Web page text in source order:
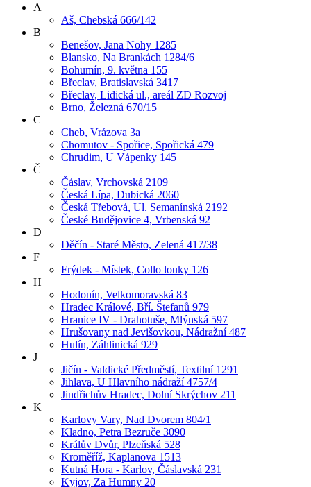
A
Aš, Chebská 666/142
B
Benešov, Jana Nohy 1285
Blansko, Na Brankách 1284/6
Bohumín, 9. května 155
Břeclav, Bratislavská 3417
Břeclav, Lidická ul., areál ZD Rozvoj
Brno, Železná 670/15
C
Cheb, Vrázova 3a
Chomutov - Spořice, Spořická 479
Chrudim, U Vápenky 145
Č
Čáslav, Vrchovská 2109
Česká Lípa, Dubická 2060
Česká Třebová, Ul. Semanínská 2192
České Budějovice 4, Vrbenská 92
D
Děčín - Staré Město, Zelená 417/38
F
Frýdek - Místek, Collo louky 126
H
Hodonín, Velkomoravská 83
Hradec Králové, Bří. Štefanů 979
Hranice IV - Drahotuše, Mlýnská 597
Hrušovany nad Jevišovkou, Nádražní 487
Hulín, Záhlinická 929
J
Jičín - Valdické Předměstí, Textilní 1291
Jihlava, U Hlavního nádraží 4757/4
Jindřichův Hradec, Dolní Skrýchov 211
K
Karlovy Vary, Nad Dvorem 804/1
Kladno, Petra Bezruče 3090
Králův Dvůr, Plzeňská 528
Kroměříž, Kaplanova 1513
Kutná Hora - Karlov, Čáslavská 231
Kyjov, Za Humny 20